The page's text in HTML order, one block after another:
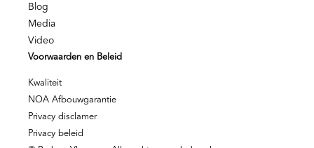
Blog
Media
Video
Voorwaarden en Beleid
Kwaliteit
NOA Afbouwgarantie
Privacy disclamer
Privacy beleid